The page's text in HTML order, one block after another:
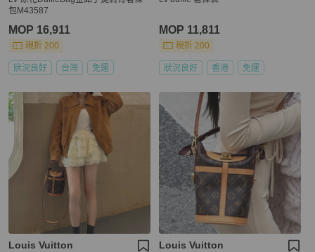
包M43587
MOP 16,911
現折 200
狀況良好 台灣 免運
MOP 11,811
現折 200
狀況良好 香港 免運
Louis Vuitton Louis Vuitton